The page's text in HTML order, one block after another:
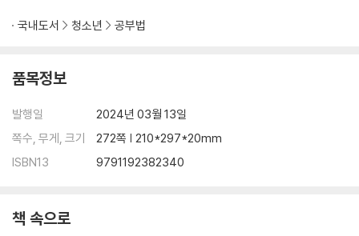
국내도서 청소년 공부법
품목정보
발행일
2024년 03월 13일
쪽수, 무게, 크기
272쪽 | 210*297*20mm
ISBN13
9791192382340
책 속으로